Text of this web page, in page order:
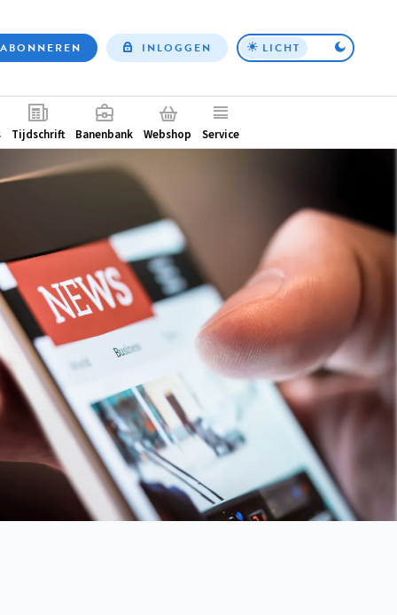
Top
ABONNEREN INLOGGEN LICHT
Tijdschrift Banenbank Webshop Service